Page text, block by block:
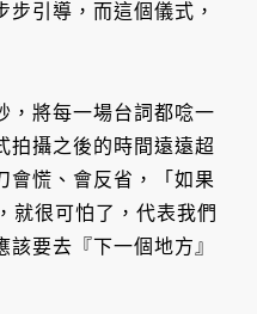
引導，而這個儀式，
，將每一場台詞都唸一
拍攝之後的時間遠遠超
會慌、會反省，「如果
就很可怕了，代表我們
要去『下一個地方』